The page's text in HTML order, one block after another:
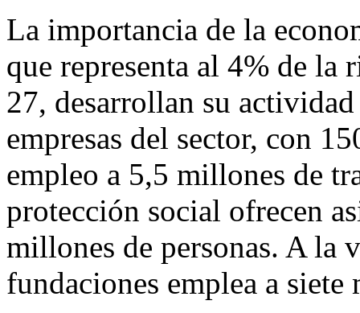
La importancia de la
que representa al 4% de la
27, desarrollan su
empresas del sector, con
empleo a 5,5 millones de
protección social ofrecen
millones de personas. A la
fundaciones emplea a